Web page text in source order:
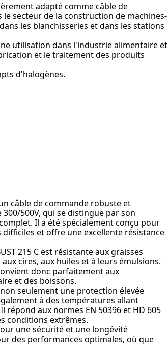
adapté comme câble de
secteur de la construction de machines-
les blanchisseries et dans les stations
utilisation dans l'industrie alimentaire et
et le traitement des produits
d'halogènes.
câble de commande robuste et
500V, qui se distingue par son
Il a été spécialement conçu pour
et offre une excellente résistance
215 C est résistante aux graisses
cires, aux huiles et à leurs émulsions.
donc parfaitement aux
et des boissons.
seulement une protection élevée
à des températures allant
répond aux normes EN 50396 et HD 605
conditions extrêmes.
une sécurité et une longévité
des performances optimales, où que